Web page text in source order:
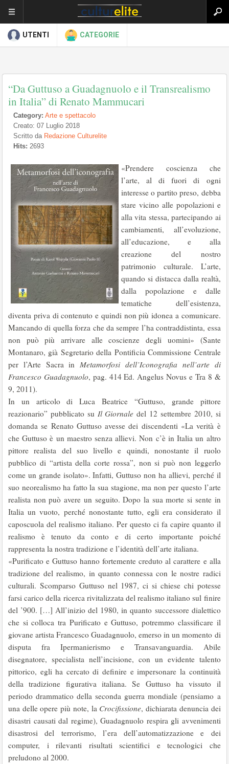
UTENTI CATEGORIE
“Da Guttuso a Guadagnuolo e il Transrealismo
in Italia” di Renato Mammucari
Category: Arte e spettacolo
Creato: 07 Luglio 2018
Scritto da Redazione Culturelite
Hits: 2693
«Prendere coscienza che
l’arte, al di fuori di ogni
interesse o partito preso, debba
stare vicino alle popolazioni e
alla vita stessa, partecipando ai
cambiamenti, all’evoluzione,
all’educazione, e alla
creazione del nostro
patrimonio culturale. L’arte,
quando si distacca dalla realtà,
dalla popolazione e dalle
tematiche dell’esistenza,
diventa priva di contenuto e quindi non più idonea a comunicare.
Mancando di quella forza che da sempre l’ha contraddistinta, essa
non può più arrivare alle coscienze degli uomini» (Sante
Montanaro, già Segretario della Pontificia Commissione Centrale
per l’Arte Sacra inMetamorfosi dell’Iconografia nell’arte di
Francesco Guadagnuolo, pag. 414 Ed. Angelus Novus e Tra 8 &
9, 2011).
In un articolo di Luca Beatrice “Guttuso, grande pittore
reazionario” pubblicato su Il Giornale del 12 settembre 2010, si
domanda se Renato Guttuso avesse dei discendenti «La verità è
che Guttuso è un maestro senza allievi. Non c’è in Italia un altro
pittore realista del suo livello e quindi, nonostante il ruolo
pubblico di “artista della corte rossa”, non si può non leggerlo
come un grande isolato». Infatti, Guttuso non ha allievi, perché il
suo neorealismo ha fatto la sua stagione, ma non per questo l’arte
realista non può avere un seguito. Dopo la sua morte si sente in
Italia un vuoto, perché nonostante tutto, egli era considerato il
caposcuola del realismo italiano. Per questo ci fa capire quanto il
realismo è tenuto da conto e di certo importante poiché
rappresenta la nostra tradizione e l’identità dell’arte italiana.
«Purificato e Guttuso hanno fortemente creduto al carattere e alla
tradizione del realismo, in quanto connessa con le nostre radici
culturali. Scomparso Guttuso nel 1987, ci si chiese chi potesse
farsi carico della ricerca rivitalizzata del realismo italiano sul finire
del ’900. […] All’inizio del 1980, in quanto successore dialettico
che si colloca tra Purificato e Guttuso, potremmo classificare il
giovane artista Francesco Guadagnuolo, emerso in un momento di
disputa fra Ipermanierismo e Transavanguardia. Abile
disegnatore, specialista nell’incisione, con un evidente talento
pittorico, egli ha cercato di definire e impersonare la continuità
della tradizione figurativa italiana. Se Guttuso ha vissuto il
periodo drammatico della seconda guerra mondiale (pensiamo a
una delle opere più note, la Crocifissione, dichiarata denuncia dei
disastri causati dal regime), Guadagnuolo respira gli avvenimenti
disastrosi del terrorismo, l’era dell’automatizzazione e dei
computer, i rilevanti risultati scientifici e tecnologici che
preludono al 2000.